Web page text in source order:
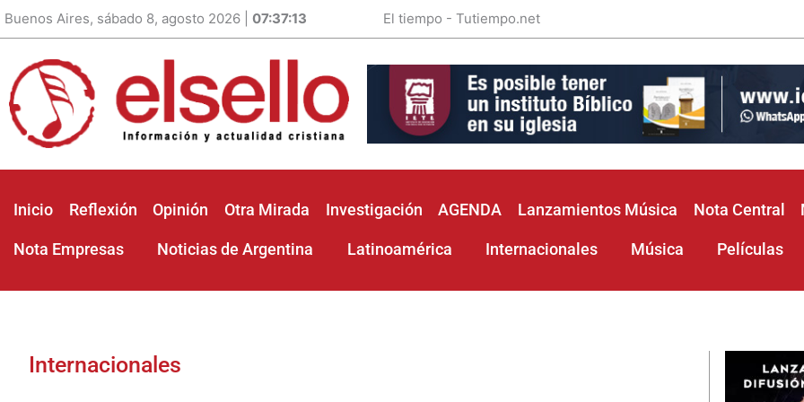
Buenos Aires, sábado 8, agosto 2026 | 07:37:15 El tiempo - Tutiempo.net
Inicio Reflexión Opinión Otra Mirada Investigación AGENDA Lanzamientos Música Nota Central
Nota Empresas Noticias de Argentina Latinoamérica Internacionales Música Películas
Internacionales